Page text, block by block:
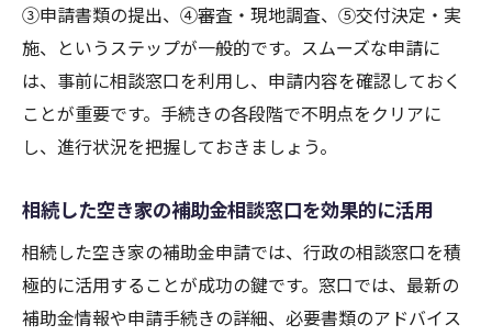
③申請書類の提出、④審査・現地調査、⑤交付決定・実
施、というステップが一般的です。スムーズな申請に
は、事前に相談窓口を利用し、申請内容を確認しておく
ことが重要です。手続きの各段階で不明点をクリアに
し、進行状況を把握しておきましょう。
相続した空き家の補助金相談窓口を効果的に活用
相続した空き家の補助金申請では、行政の相談窓口を積
極的に活用することが成功の鍵です。窓口では、最新の
補助金情報や申請手続きの詳細、必要書類のアドバイス